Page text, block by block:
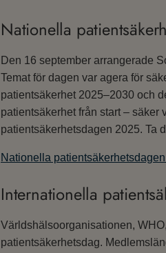
Nationella
Den 16 september arrangerade
Temat för dagen var agera för
patientsäkerhet 2025–2030 och
patientsäkerhet från start – säker
patientsäkerhetsdagen 2025. Ta
Nationella
Internationella
Världshälsoorganisationen,
patientsäkerhetsdag.